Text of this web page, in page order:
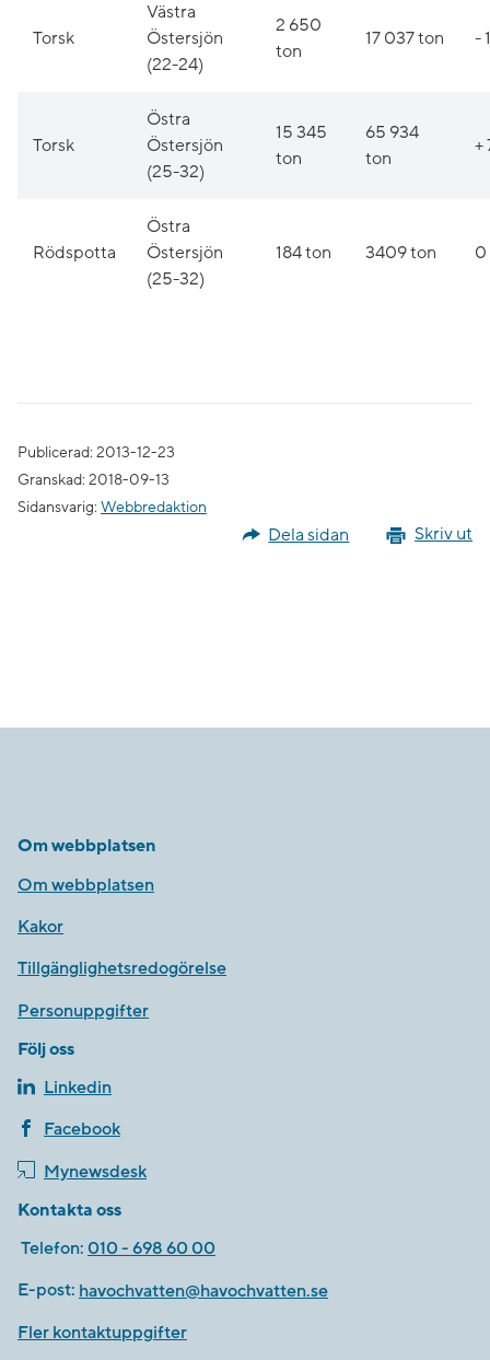
Torsk
Västra
Östersjön
(22-24)
2 650
ton
17 037 ton -
Torsk
Östra
Östersjön
(25-32)
15 345
ton
65 934
ton
+
Rödspotta
Östra
Östersjön
(25-32)
184 ton 3409 ton 0
Publicerad: 2013-12-23
Granskad: 2018-09-13
Sidansvarig: Webbredaktion
Skriv ut
Dela sidan
Om webbplatsen
Om webbplatsen
Kakor
Tillgänglighetsredogörelse
Personuppgifter
Följ oss
Linkedin
Facebook
Mynewsdesk
Kontakta oss
Telefon: 010 - 698 60 00
E-post: havochvatten@havochvatten.se
Fler kontaktuppgifter